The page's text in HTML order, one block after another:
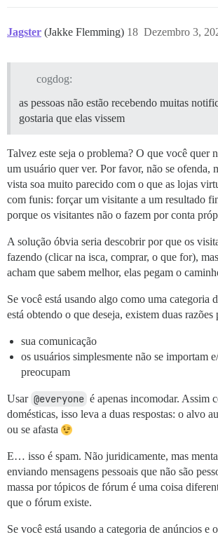
Jagster (Jakke Flemming) Dezembro 3,
18
cogdog:
as pessoas não estão recebendo muitas
gostaria que elas vissem
Talvez este seja o problema? O que você quer
um usuário quer ver. Por favor, não se ofenda,
vista soa muito parecido com o que as lojas
com funis: forçar um visitante a um resultado
porque os visitantes não o fazem por conta
A solução óbvia seria descobrir por que os
fazendo (clicar na isca, comprar, o que for),
acham que sabem melhor, elas pegam o
Se você está usando algo como uma categoria
está obtendo o que deseja, existem duas razões
sua comunicação
os usuários simplesmente não se importam
preocupam
Usar @everyone é apenas incomodar. Assim
domésticas, isso leva a duas respostas: o alvo
ou se afasta
E… isso é spam. Não juridicamente, mas
enviando mensagens pessoais que não são
massa por tópicos de fórum é uma coisa
que o fórum existe.
Se você está usando a categoria de anúncios e